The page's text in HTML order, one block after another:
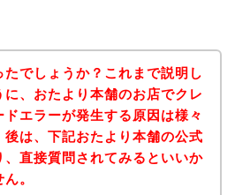
たでしょうか？これまで説明し
に、おたより本舗のお店でクレ
ドエラーが発生する原因は様々
後は、下記おたより本舗の公式
、直接質問されてみるといいか
。